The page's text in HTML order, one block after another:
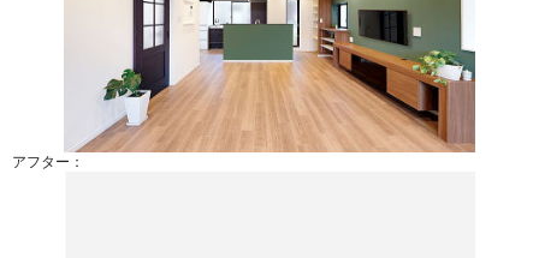
アフター：